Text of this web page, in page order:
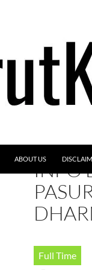
ABOUT USINFO
Full Time